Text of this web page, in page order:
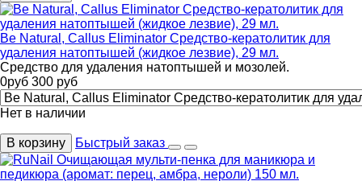
Be Natural, Callus Eliminator Средство-кератолитик для
удаления натоптышей (жидкое лезвие), 29 мл.
Средство для удаления натоптышей и мозолей.
0руб 300 руб
Нет в наличии
В корзину Быстрый заказ